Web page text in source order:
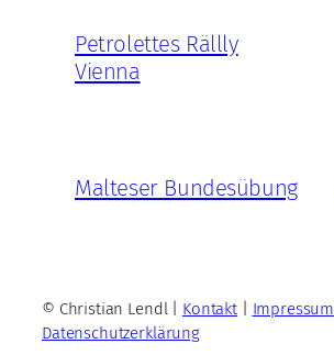
Petrolettes Rällly
Vienna
Malteser Bundesübung
© Christian Lendl | Kontakt| Impressum
Datenschutzerklärung